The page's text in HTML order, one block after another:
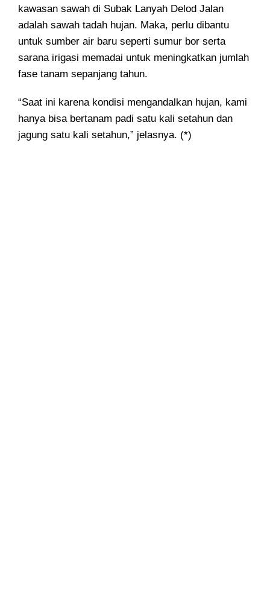
kawasan sawah di Subak Lanyah Delod Jalan
adalah sawah tadah hujan. Maka, perlu dibantu
untuk sumber air baru seperti sumur bor serta
sarana irigasi memadai untuk meningkatkan jumlah
fase tanam sepanjang tahun.
“Saat ini karena kondisi mengandalkan hujan, kami
hanya bisa bertanam padi satu kali setahun dan
jagung satu kali setahun,” jelasnya. (*)